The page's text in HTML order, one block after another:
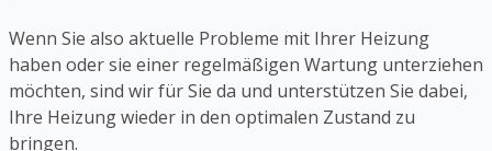
Wenn Sie also aktuelle Probleme mit Ihrer Heizung
haben oder sie einer regelmäßigen Wartung unterziehen
möchten, sind wir für Sie da und unterstützen Sie dabei,
Ihre Heizung wieder in den optimalen Zustand zu
bringen.